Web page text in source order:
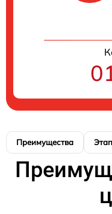
Преимущества